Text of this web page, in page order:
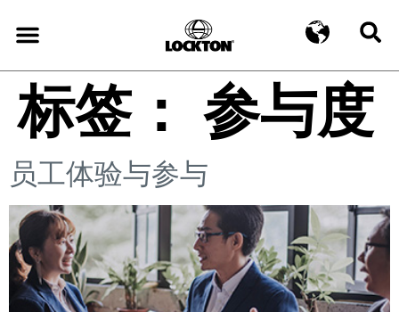
标签： 参与度
员工体验与参与